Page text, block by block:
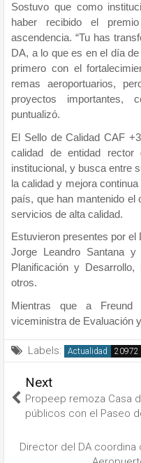
Sostuvo que como
haber recibido el
ascendencia. “Tu has
DA, a lo que es en el día
primero con el
remas aeroportuarios,
proyectos importantes,
puntualizó.
El Sello de Calidad CAF
calidad de entidad rector
institucional, y busca entre
la calidad y mejora
país, que han mantenido el
servicios de alta calidad.
Estuvieron presentes por
Jorge Leandro Santana
Planificación y
otros.
Mientras que a Freund
viceministra de Evaluación
Labels: Actualidad
Next
Propeep remoza Casa
públicos con el Paseo
Director del DA coordina